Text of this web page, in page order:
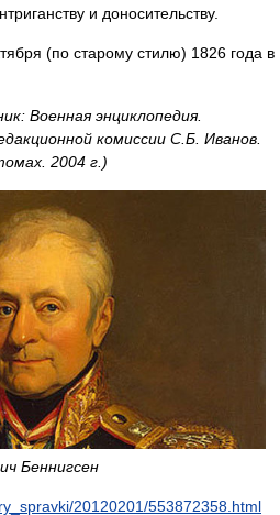
и доносительству.
(по старому стилю) 1826 года в
Военная энциклопедия.
комиссии С.Б. Иванов.
2004 г.)
Беннигсен
20120201/553872358.html